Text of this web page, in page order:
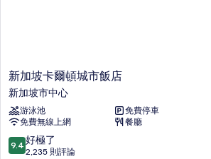
新
加
坡
卡
爾
頓
城
新加坡卡爾頓城市飯店
新加坡市中心
游泳池
免費停車
免費無線上網
餐廳
9.4
分，
9.4 好極了
2,235 則評論